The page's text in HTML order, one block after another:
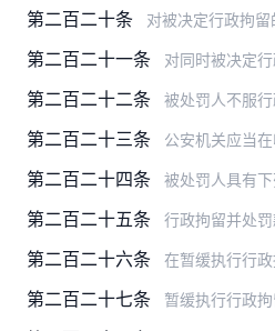
第二百二十条
对被决定行政拘留的人，由作出决定的公
第二百二十一条 对同时被决定行政拘留和社区戒毒或者强制隔离戒
第二百二十二条 被处罚人不服行政拘留处罚决定，申请行政复议或者提起行政诉
第二百二十三条 公安机关应当在收到被处罚人
第二百二十四条 被处罚人具有下列情形之一的
第二百二十五条 行政拘留并处罚款的
第二百二十六条 在暂缓执行行政拘
第二百二十七条 暂缓执行行政拘